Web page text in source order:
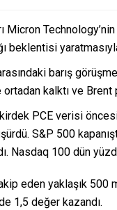
Micron
beklentisi
barış
kalktı ve Brent
PCE verisi
S&P 500
Nasdaq 100 dün
eden yaklaşık 500
1,5 değer kazandı.